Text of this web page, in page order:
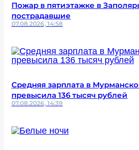
Пожар в пятиэтажке в
пострадавшие
07.08.2026, 14:58
Средняя зарплата в
превысила 136 тысяч рублей
07.08.2026, 14:39